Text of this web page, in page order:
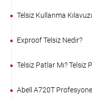
Telsiz Kullanma
Exproof Telsiz Nedir?
Telsiz Patlar Mı? Telsiz
Abell A720T